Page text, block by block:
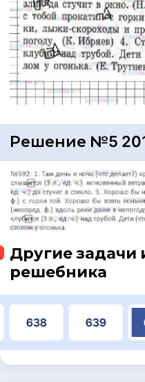
Решение №5
Другие задачи
решебника
638 639